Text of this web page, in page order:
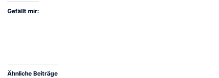
Gefällt mir:
Ähnliche Beiträge